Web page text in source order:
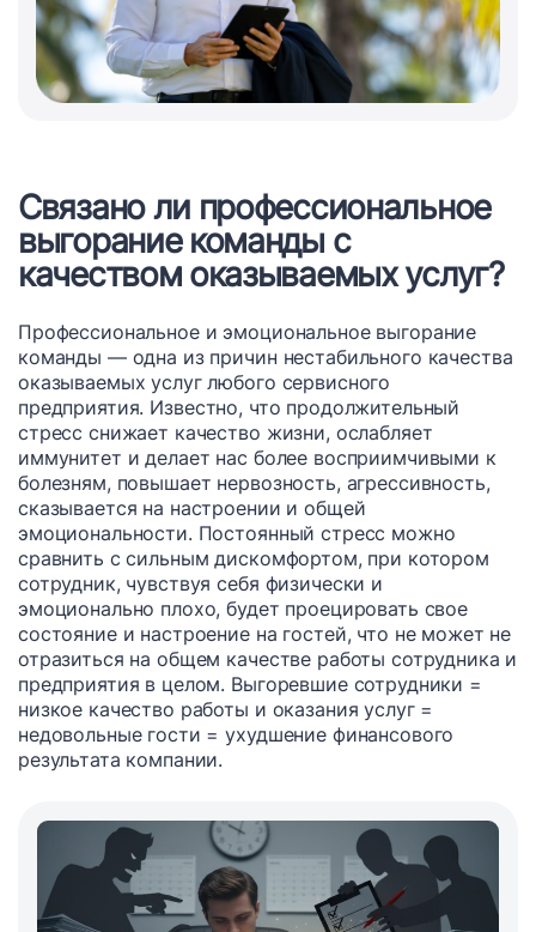
Связано ли профессиональное
выгорание команды с
качеством оказываемых услуг?
Профессиональное и эмоциональное выгорание
команды — одна из причин нестабильного качества
оказываемых услуг любого сервисного
предприятия. Известно, что продолжительный
стресс снижает качество жизни, ослабляет
иммунитет и делает нас более восприимчивыми к
болезням, повышает нервозность, агрессивность,
сказывается на настроении и общей
эмоциональности. Постоянный стресс можно
сравнить с сильным дискомфортом, при котором
сотрудник, чувствуя себя физически и
эмоционально плохо, будет проецировать свое
состояние и настроение на гостей, что не может не
отразиться на общем качестве работы сотрудника и
предприятия в целом. Выгоревшие сотрудники =
низкое качество работы и оказания услуг =
недовольные гости = ухудшение финансового
результата компании.